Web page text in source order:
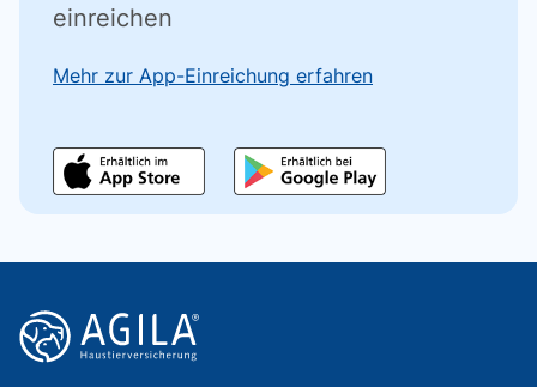
einreichen
Mehr zur App-Einreichung erfahren